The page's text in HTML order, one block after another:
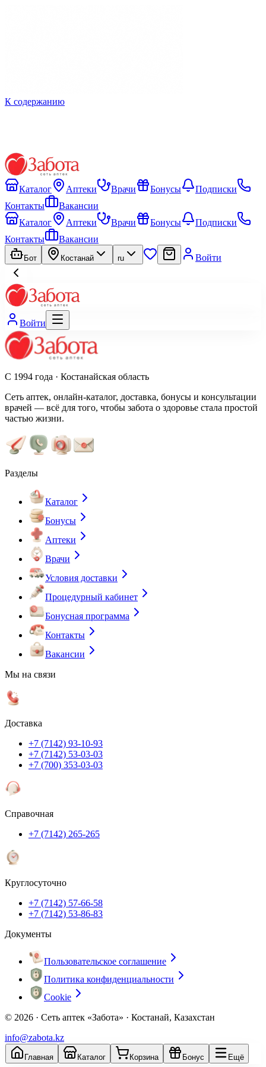
К содержанию
Каталог Аптеки Врачи Бонусы
Подписки
Контакты
Вакансии
Каталог
Аптеки Врачи Бонусы
Подписки
Контакты
Вакансии
Бот Костанай ru Войти
Войти
С 1994 года · Костанайская область
Сеть аптек, онлайн-каталог, доставка, бонусы и консультации
врачей — всё для того, чтобы забота о здоровье стала простой
частью жизни.
Разделы
Каталог
Бонусы
Аптеки
Врачи
Условия доставки
Процедурный кабинет
Бонусная программа
Контакты
Вакансии
Мы на связи
Доставка
+7 (7142) 93-10-93
+7 (7142) 53-03-03
+7 (700) 353-03-03
Справочная
+7 (7142) 265-265
Круглосуточно
+7 (7142) 57-66-58
+7 (7142) 53-86-83
Документы
Пользовательское соглашение
Политика конфиденциальности
Cookie
© 2026 · Сеть аптек «Забота» · Костанай, Казахстан
info@zabota.kz
Главная Каталог Корзина Бонус Ещё